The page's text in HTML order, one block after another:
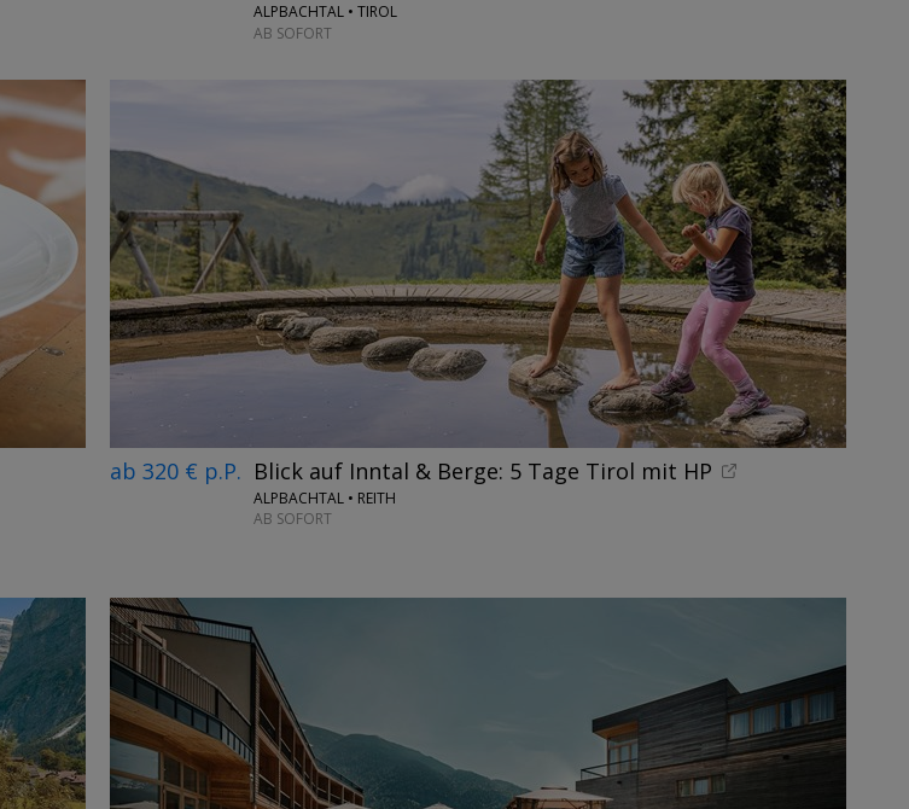
ALPBACHTAL • TIROL
AB SOFORT
→
ab 320 € p.P. Blick auf Inntal & Berge: 5 Tage Tirol mit HP
ALPBACHTAL • REITH
AB SOFORT
→